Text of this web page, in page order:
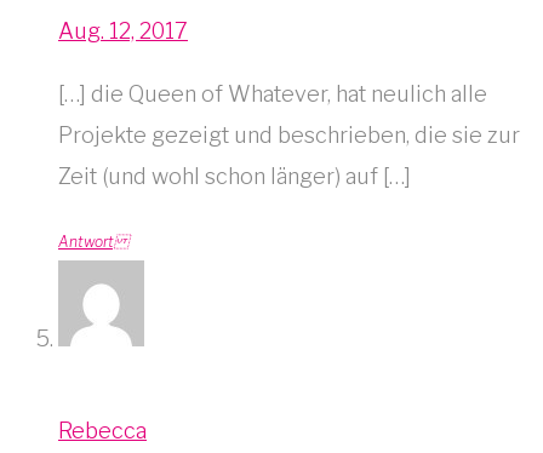
Aug. 12, 2017
[…] die Queen of Whatever, hat neulich alle
Projekte gezeigt und beschrieben, die sie zur
Zeit (und wohl schon länger) auf […]
Antwort
Rebecca